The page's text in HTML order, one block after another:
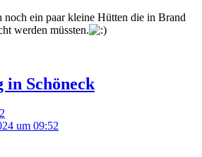
noch ein paar kleine Hütten die in Brand
werden müssten.
in Schöneck
um 09:52